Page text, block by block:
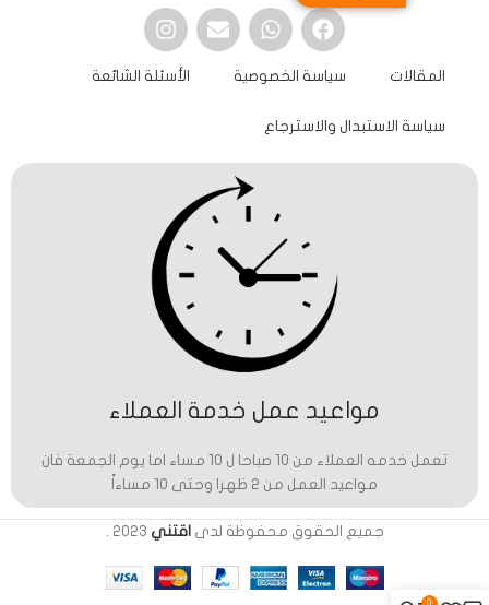
المقالات سياسة الخصوصية الأسئلة الشائعة
سياسة الاستبدال والاسترجاع
مواعيد عمل خدمة العملاء
تعمل خدمه العملاء من 10 صباحا ل 10 مساء اما يوم الجمعة فان
مواعيد العمل من 2 ظهرا وحتى 10 مساءاً
جميع الحقوق محفوظة لدى اقتني 2023
0